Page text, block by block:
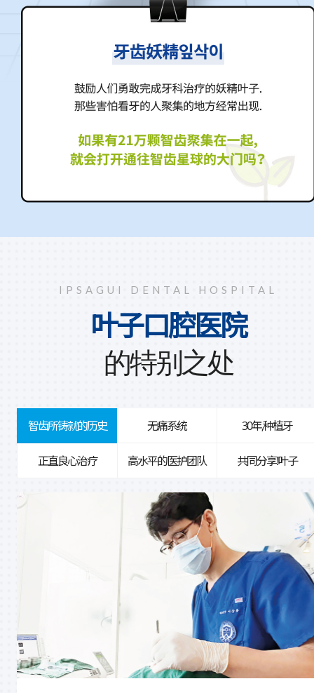
IPSAGUI DENTAL HOSPITAL
叶子口腔医院
的特别之处
智齿所铸就的历史 无痛系统 30年,种植牙
正直良心治疗 高水平的医护团队 共同分享!叶子